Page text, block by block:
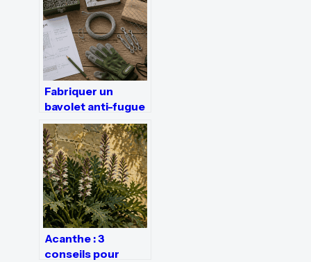
Fabriquer un
bavolet anti-fugue
: 3 étapes pour
sécuriser votre
clôture
Acanthe : 3
conseils pour